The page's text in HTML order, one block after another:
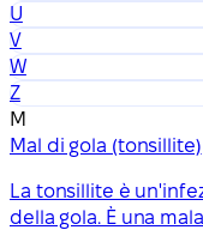
U
V
W
Z
M
Mal di gola (tonsillite)
La tonsillite è
della gola. È una